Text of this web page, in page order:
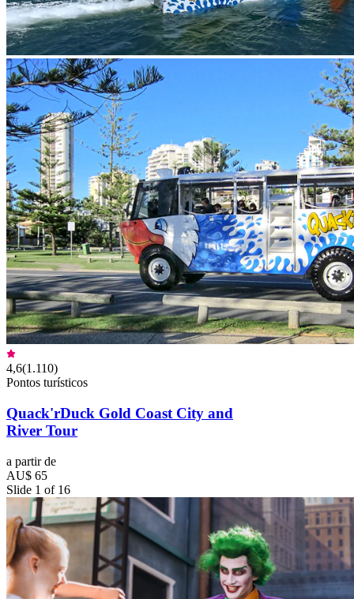
4,6(1.110)
Pontos turísticos
Quack'rDuck Gold Coast City and
River Tour
a partir de
AU$ 65
Slide 1 of 16